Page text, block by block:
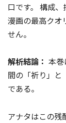
口です。 構成
漫画の最高クオ
せん。
解析結論： 本
間の「祈り」と
である。
アナタはこの残